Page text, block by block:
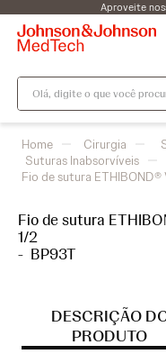
Aproveite
Olá, digite o que você
Cirurgia
Suturas Inabsorvíveis
Fio de sutura
Fio de sutura
1/2
- BP93T
DESCRIÇÃO
PRODUTO